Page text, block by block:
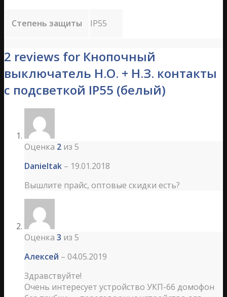
Степень защиты IP55
2 reviews for Кнопочный
выключатель Н.О. + Н.З. контакты
с подсветкой IP55 (белый)
Оценка 2 из 5
Danieltak – 19.01.2018
Вышлите прайс, оптовые скидки есть?
Оценка 3 из 5
Алексей – 04.05.2019
Здравствуйте!
Очень интересует устройство УКП-66 домофон